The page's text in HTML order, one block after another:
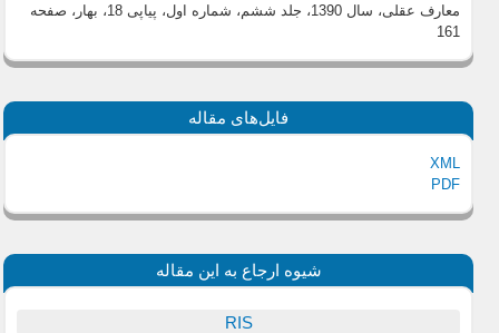
معارف عقلی، سال 1390، جلد ششم، شماره اول، پیاپی 18، بهار
، صفحه
161
فایل‌های مقاله
XML
PDF
شیوه ارجاع به این مقاله
RIS